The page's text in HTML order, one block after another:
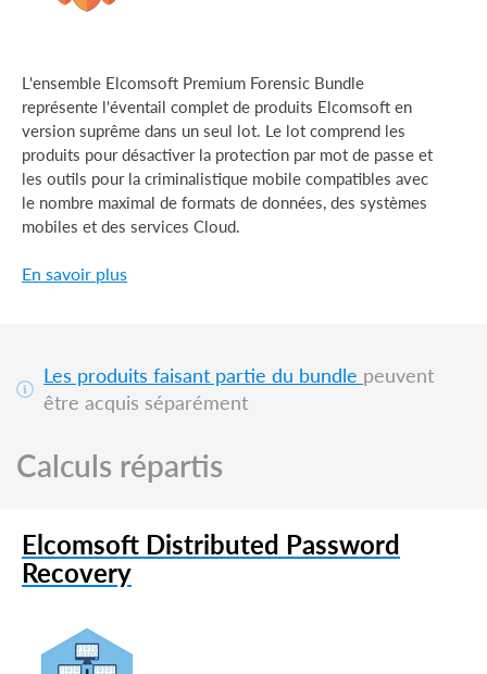
L'ensemble Elcomsoft Premium Forensic Bundle
représente l'éventail complet de produits Elcomsoft en
version suprême dans un seul lot. Le lot comprend les
produits pour désactiver la protection par mot de passe et
les outils pour la criminalistique mobile compatibles avec
le nombre maximal de formats de données, des systèmes
mobiles et des services Cloud.
En savoir plus
Les produits faisant partie du bundle peuvent
être acquis séparément
Calculs répartis
Elcomsoft Distributed Password
Recovery